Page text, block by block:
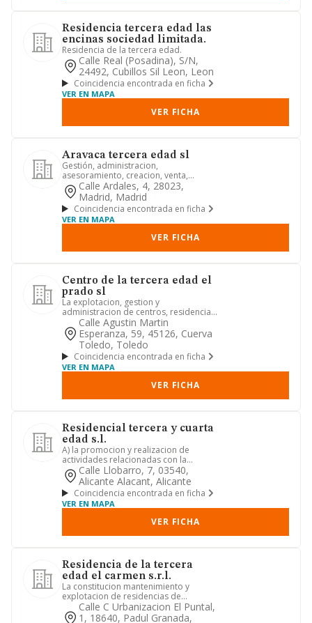
Residencia tercera edad las
encinas sociedad limitada.
Residencia de la tercera edad.
Calle Real (posadina), S/n,
24492, Cubillos Sil Leon, Leon
Coincidencia encontrada en ficha
VER EN MAPA
VER FICHA
Aravaca tercera edad sl
Gestión, administracion,
asesoramiento, creacion, venta,
compra, explotacíón, de centros
sociales y...
Calle Ardales, 4, 28023,
Madrid, Madrid
Coincidencia encontrada en ficha
VER EN MAPA
VER FICHA
Centro de la tercera edad el
prado sl
La explotacion, gestion y
administracion de centros, residencias,
asilos u otros analogos destinado...
Calle Agustin Martin
Esperanza, 59, 45126, Cuerva
Toledo, Toledo
Coincidencia encontrada en ficha
VER EN MAPA
VER FICHA
Residencial tercera y cuarta
edad s.l.
A) la promocion y realizacion de
actividades relacionadas con la
hosteleria, centros residenciales ...
Calle Llobarro, 7, 03540,
Alicante Alacant, Alicante
Coincidencia encontrada en ficha
VER EN MAPA
VER FICHA
Residencia de la tercera
edad el carmen s.r.l.
La constitucion mantenimiento y
explotacion de residencias de
ancianos.
Calle C Urbanizacion El Puntal,
1, 18640, Padul Granada,